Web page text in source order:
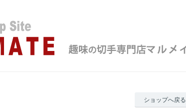
ショップへ戻る